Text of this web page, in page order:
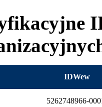
IDWew
5262748966-